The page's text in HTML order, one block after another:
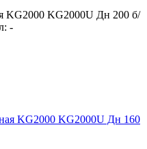
KG2000 KG2000U Дн 200 б/
-